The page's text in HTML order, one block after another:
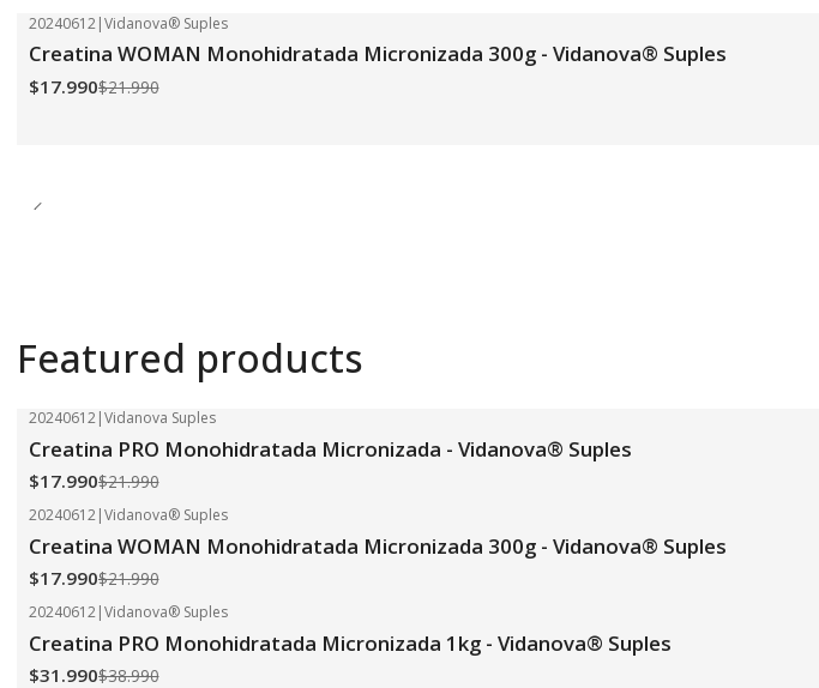
-18% OFF
20240612|Vidanova® Suples
Creatina WOMAN Monohidratada Micronizada 300g - Vidanova® Suples
$17.990$21.990
Featured products
-18% OFF
20240612|Vidanova Suples
Creatina PRO Monohidratada Micronizada - Vidanova® Suples
$17.990$21.990
-18% OFF
20240612|Vidanova® Suples
Creatina WOMAN Monohidratada Micronizada 300g - Vidanova® Suples
$17.990$21.990
-18% OFF
20240612|Vidanova® Suples
Creatina PRO Monohidratada Micronizada 1kg - Vidanova® Suples
$31.990$38.990